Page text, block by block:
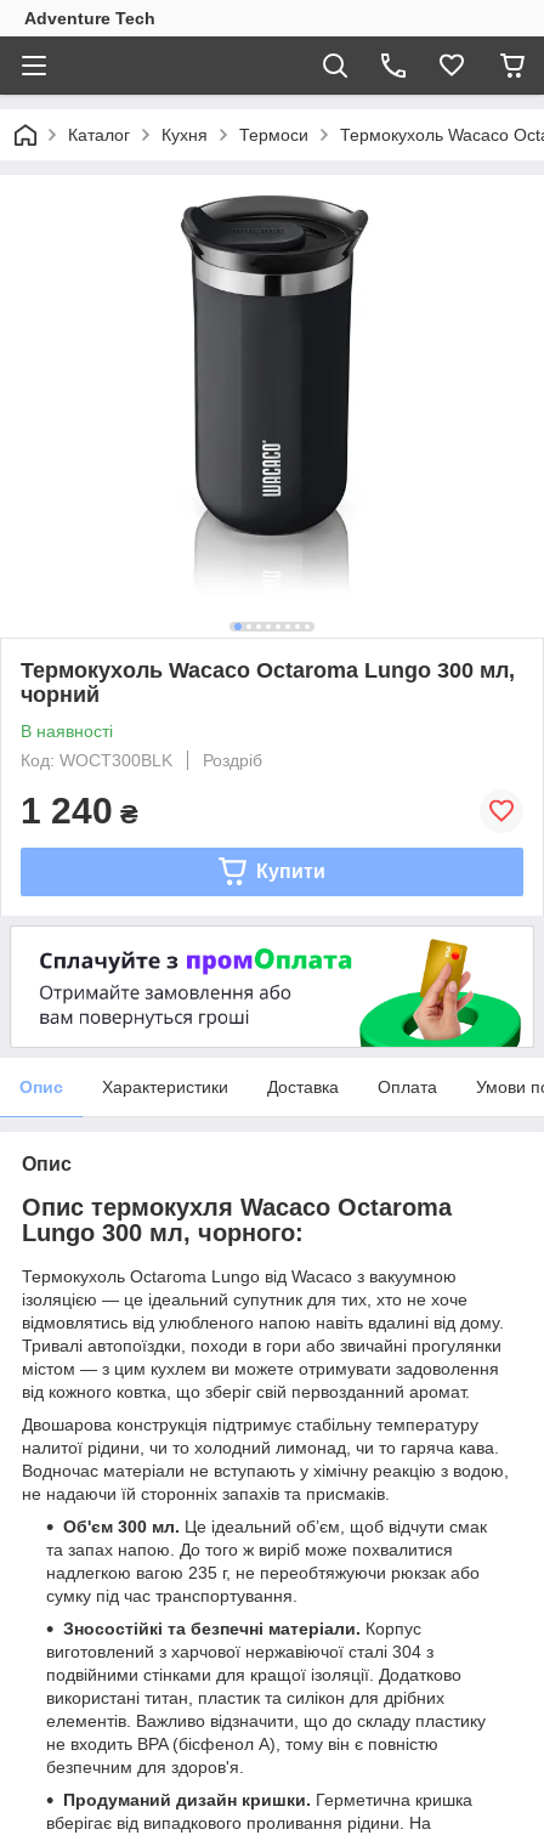
Adventure Tech
Каталог Кухня Термоси Термокухоль Wacaco
Термокухоль Wacaco Octaroma Lungo 300 мл,
чорний
В наявності
Код: WOCT300BLK
Роздріб
1 240 ₴
Купити
Опис Характеристики Доставка Оплата Умови
Опис
Опис термокухля Wacaco Octaroma
Lungo 300 мл, чорного:
Термокухоль Octaroma Lungo від Wacaco з вакуумною
ізоляцією — це ідеальний супутник для тих, хто не хоче
відмовлятись від улюбленого напою навіть вдалині від дому.
Тривалі автопоїздки, походи в гори або звичайні прогулянки
містом — з цим кухлем ви можете отримувати задоволення
від кожного ковтка, що зберіг свій первозданний аромат.
Двошарова конструкція підтримує стабільну температуру
налитої рідини, чи то холодний лимонад, чи то гаряча кава.
Водночас матеріали не вступають у хімічну реакцію з водою,
не надаючи їй сторонніх запахів та присмаків.
Об'єм 300 мл. Це ідеальний обʼєм, щоб відчути смак
та запах напою. До того ж виріб може похвалитися
надлегкою вагою 235 г, не переобтяжуючи рюкзак або
сумку під час транспортування.
Зносостійкі та безпечні матеріали. Корпус
виготовлений з харчової нержавіючої сталі 304 з
подвійними стінками для кращої ізоляції. Додатково
використані титан, пластик та силікон для дрібних
елементів. Важливо відзначити, що до складу пластику
не входить BPA (бісфенол А), тому він є повністю
безпечним для здоров'я.
Продуманий дизайн кришки. Герметична кришка
вберігає від випадкового проливання рідини. На